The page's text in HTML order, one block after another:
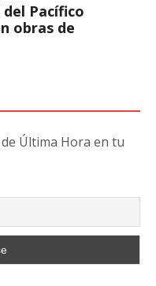
Pacífico
obras de
Última Hora en tu